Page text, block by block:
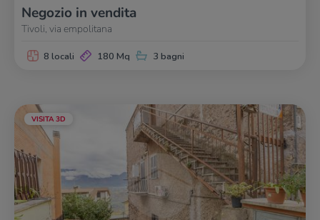
Negozio in vendita
Tivoli, via empolitana
8 locali 180 Mq 3 bagni
VISITA 3D